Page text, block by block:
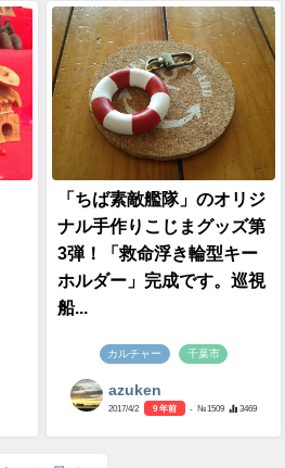
「ちば素敵艦隊」のオリジ
ナル手作りこじまグッズ第
3弾！「救命浮き輪型キー
ホルダー」完成です。巡視
船...
カルチャー 千葉市
azuken
2017/4/2 9 年前 - №1509 3469